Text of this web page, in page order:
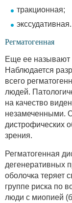
тракционная;
экссудативная.
Регматогенная
Еще ее называют
Наблюдается
всего
людей.
на качество
незамеченными.
дистрофических
зрения.
Регматогенная
дегенеративных
оболочка теряет
группе риска по
люди с миопией